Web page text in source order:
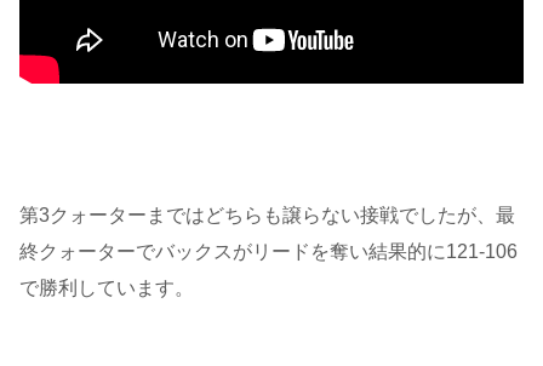
第3クォーターまではどちらも譲らない接戦でしたが、最
終クォーターでバックスがリードを奪い結果的に121-106
で勝利しています。